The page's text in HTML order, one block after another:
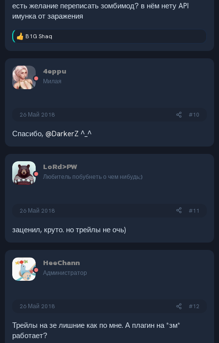
есть желание переписать зомбимод? в нём нету API
имунка от заражения
Р
ц
и
и
B1G Shaq
4eppu
Милая
26 Май 2018 #10
Спасибо, @DarkerZ ^_^
LoRd>PW
Любитель побубнеть о чем нибудь;)
26 Май 2018 #11
заценил, круто. но трейлы не очь)
HeeChann
Администратор
26 Май 2018 #12
Трейлы на зе лишние как по мне. А плагин на *зм*
работает?